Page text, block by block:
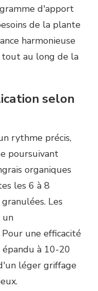
d'apport
de la plante
harmonieuse
au long de la
selon
rythme précis,
poursuivant
organiques
les 6 à 8
Les
un
une efficacité
à 10-20
léger griffage